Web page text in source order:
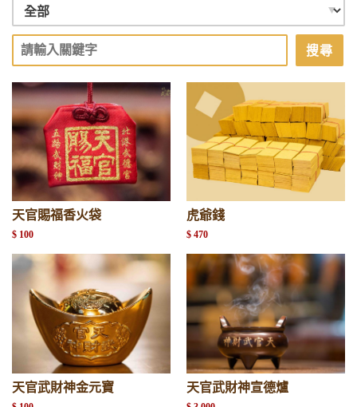
搜尋
天官賜福香火袋
$ 100
虎爺錢
$ 470
天官武財神金元寶 天官武財神宣德爐